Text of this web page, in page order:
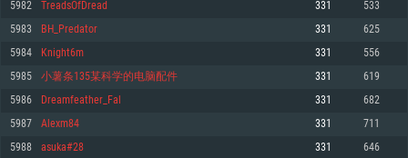
최소사양
운영체제: Windows 10 (64 bit)
최소사양
운영체제: Mac OS Big Sur 11.0
최소사양
운영체제: 64bit Linux 중 최신 버전
5982 TreadsOfDread 331 533
5983 BH_Predator 331 625
5984 Knight6m 331 556
5985 小薯条135某科学的电脑配件 331 619
5986 Dreamfeather_Fal 331 682
5987 Alexm84 331 711
5988 asuka#28 331 646